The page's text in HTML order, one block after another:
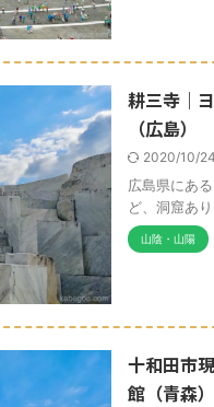
耕三寺｜
（広島）
2020/10/24
広島県にあ
ど、洞窟あ
山陰・山陽
十和田市
館（青森